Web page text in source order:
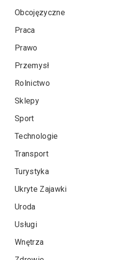
Obcojęzyczne
Praca
Prawo
Przemysł
Rolnictwo
Sklepy
Sport
Technologie
Transport
Turystyka
Ukryte Zajawki
Uroda
Usługi
Wnętrza